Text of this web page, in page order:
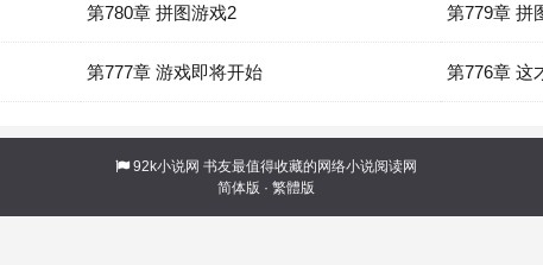
第780章 拼图游戏2 第779章 拼
第777章 游戏即将开始 第776章 这
92k小说网 书友最值得收藏的网络小说阅读网
简体版 · 繁體版